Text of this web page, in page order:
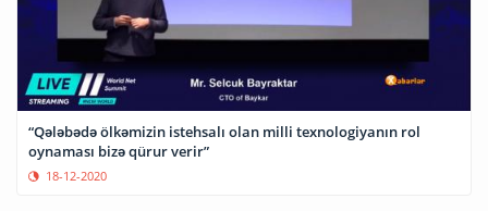
“Qələbədə ölkəmizin istehsalı olan milli texnologiyanın rol
oynaması bizə qürur verir”
18-12-2020